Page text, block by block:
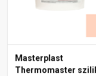
Masterplast
Thermomaster